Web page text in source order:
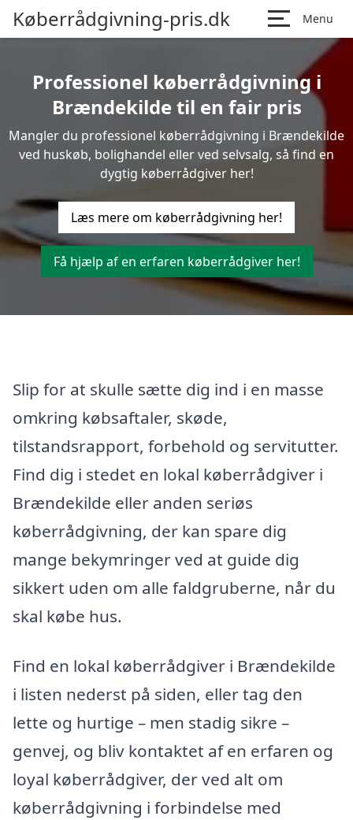
Køberrådgivning-pris.dk Menu
Professionel køberrådgivning i
Brændekilde til en fair pris
Mangler du professionel køberrådgivning i Brændekilde
ved huskøb, bolighandel eller ved selvsalg, så find en
dygtig køberrådgiver her!
Læs mere om køberrådgivning her!
Få hjælp af en erfaren køberrådgiver her!
Slip for at skulle sætte dig ind i en masse
omkring købsaftaler, skøde,
tilstandsrapport, forbehold og servitutter.
Find dig i stedet en lokal køberrådgiver i
Brændekilde eller anden seriøs
køberrådgivning, der kan spare dig
mange bekymringer ved at guide dig
sikkert uden om alle faldgruberne, når du
skal købe hus.
Find en lokal køberrådgiver i Brændekilde
i listen nederst på siden, eller tag den
lette og hurtige – men stadig sikre –
genvej, og bliv kontaktet af en erfaren og
loyal køberrådgiver, der ved alt om
køberrådgivning i forbindelse med